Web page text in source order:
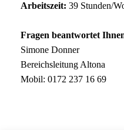
Arbeitszeit: 39 Stunden/
Fragen beantwortet
Simone Donner
Bereichsleitung Altona
Mobil: 0172 237 16 69